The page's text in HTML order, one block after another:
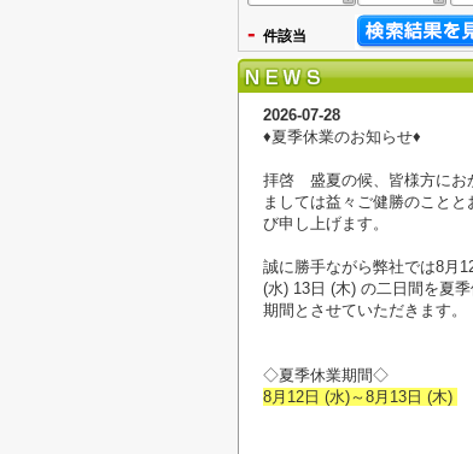
- 件該当
2026-07-28
♦︎夏季休業のお知らせ♦︎
拝啓 盛夏の候、皆様方にお
ましては益々ご健勝のことと
び申し上げます。
誠に勝手ながら弊社では8月
(水) 13日 (木) の二日間を夏
期間とさせていただきます。
◇夏季休業期間◇
8月12日 (水)～8月13日 (木)